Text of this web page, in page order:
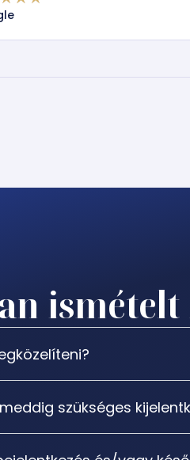
szükséges